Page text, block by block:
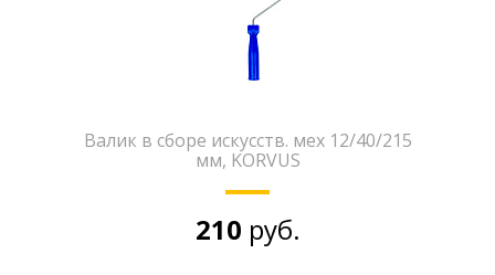
Валик в сборе искусств. мех 12/40/215
мм, KORVUS
210 руб.